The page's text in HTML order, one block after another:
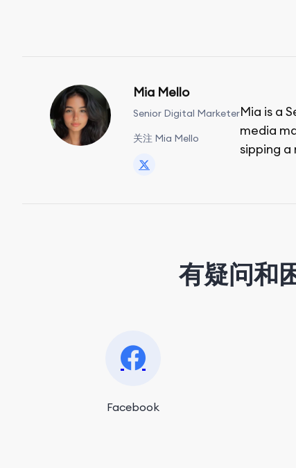
Mia Mello
Senior Digital Marketer
关注 Mia Mello
Mia is a
media
sipping
有疑问和
Facebook